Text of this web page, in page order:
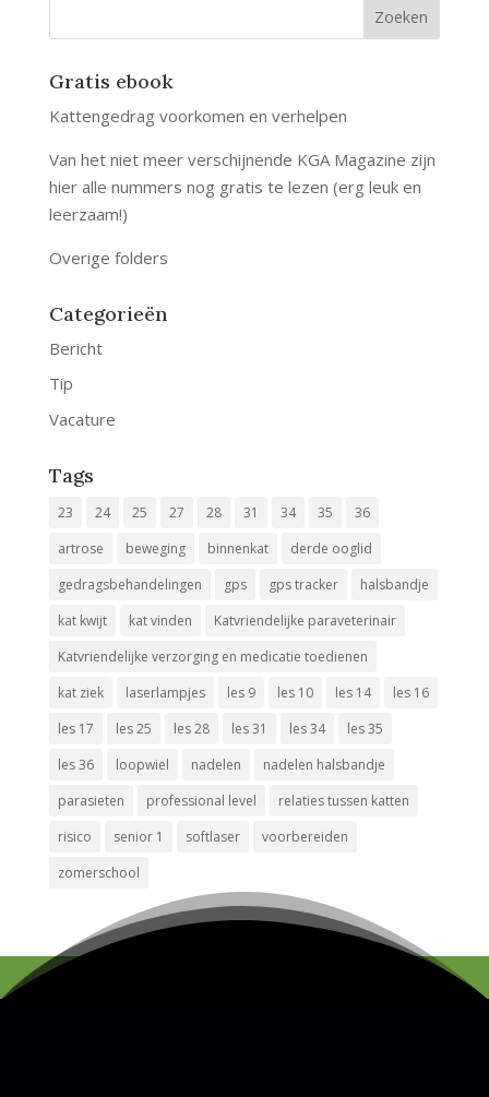
Gratis ebook
Kattengedrag voorkomen en verhelpen
Van het niet meer verschijnende KGA Magazine zijn
hier alle nummers nog gratis te lezen (erg leuk en
leerzaam!)
Overige folders
Categorieën
Bericht
Tip
Vacature
Tags
23 24 25 27 28 31 34 35
36
artrose
beweging binnenkat
derde ooglid
gedragsbehandelingen
gps gps tracker
halsbandje
kat kwijt
kat vinden
Katvriendelijke paraveterinair
Katvriendelijke verzorging en medicatie toedienen
kat ziek
laserlampjes les 9 les 10 les 14
les 16
les 17
les 25 les 28 les 31 les 34
les 35
les 36
loopwiel nadelen
nadelen halsbandje
parasieten
professional level
relaties tussen katten
risico
senior 1 softlaser
voorbereiden
zomerschool